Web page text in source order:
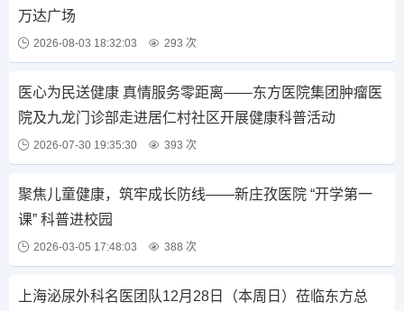
万达广场
2026-08-03 18:32:03 293 次
医心为民送健康 真情服务零距离——东方医院集团肿瘤医
院及九龙门诊部走进居仁村社区开展健康科普活动
2026-07-30 19:35:30 393 次
聚焦儿童健康，筑牢成长防线——新庄孜医院 “开学第一
课” 科普进校园
2026-03-05 17:48:03 388 次
上海泌尿外科名医团队12月28日（本周日）莅临东方总